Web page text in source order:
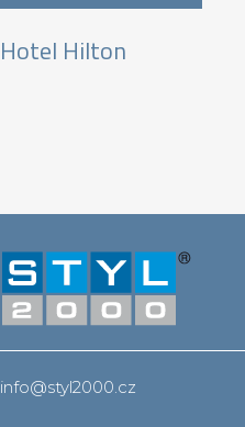
Hotel Hilton
info@styl2000.cz